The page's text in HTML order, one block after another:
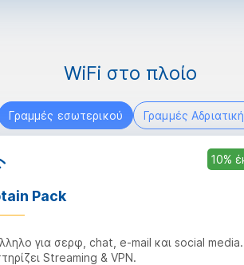
WiFi στο πλοίο
Γραμμές εσωτερικού Γραμμές
Pack
10%
για σερφ, chat, e-mail και social media.
Streaming & VPN.